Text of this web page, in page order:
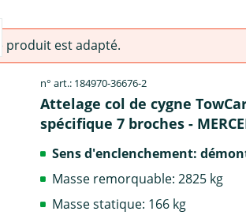
produit est adapté.
n° art.: 184970-36676-2
Attelage col de cygne
spécifique 7 broches -
Sens d'enclenchement:
Masse remorquable: 2825 kg
Masse statique: 166 kg